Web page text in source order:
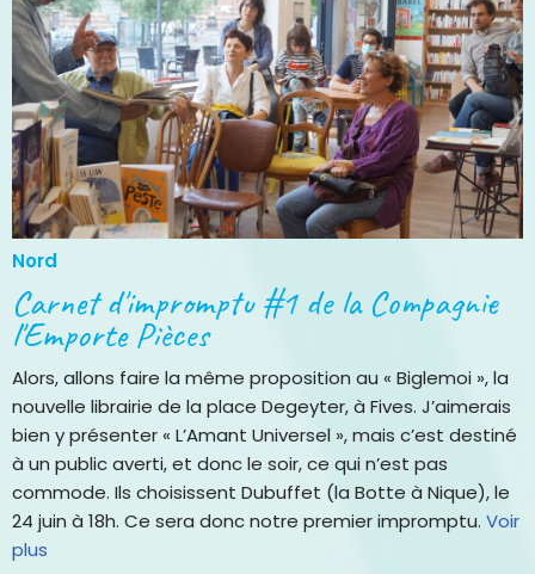
Nord
Carnet d'impromptu #1 de la Compagnie
l'Emporte Pièces
Alors, allons faire la même proposition au « Biglemoi », la
nouvelle librairie de la place Degeyter, à Fives. J’aimerais
bien y présenter « L’Amant Universel », mais c’est destiné
à un public averti, et donc le soir, ce qui n’est pas
commode. Ils choisissent Dubuffet (la Botte à Nique), le
24 juin à 18h. Ce sera donc notre premier impromptu. Voir
plus